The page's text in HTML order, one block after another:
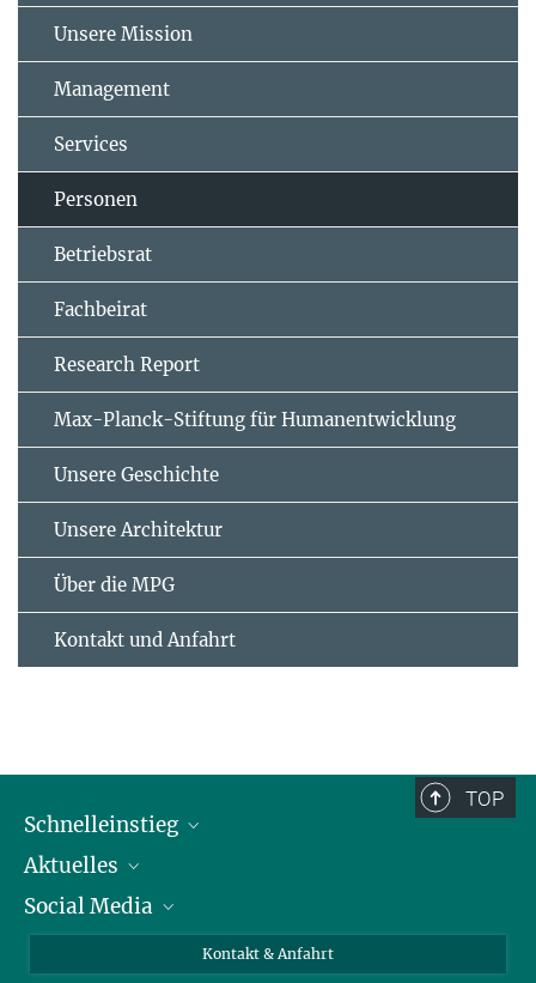
Unsere Mission
Management
Services
Personen
Betriebsrat
Fachbeirat
Research Report
Max-Planck-Stiftung für Humanentwicklung
Unsere Geschichte
Unsere Architektur
Über die MPG
Kontakt und Anfahrt
TOP
Schnelleinstieg
Personen
Pressebereich
Aktuelles
Stellenangebote
Social Media
Kontakt & Anfahrt